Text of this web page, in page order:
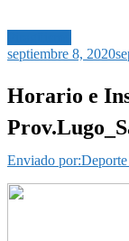
septiembre 8, 2020
Horario e
Enviado